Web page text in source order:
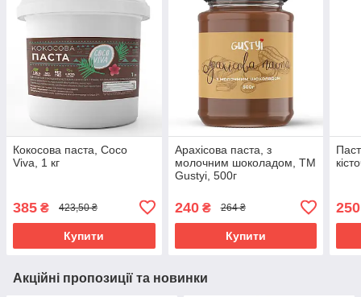
Кокосова паста, Coco
Viva, 1 кг
385 ₴ 423,50 ₴
Купити
Арахісова паста, з
молочним шоколадом, ТМ
Gustyi, 500г
240₴ 264 ₴
Купити
250
Акційні пропозиції та новинки